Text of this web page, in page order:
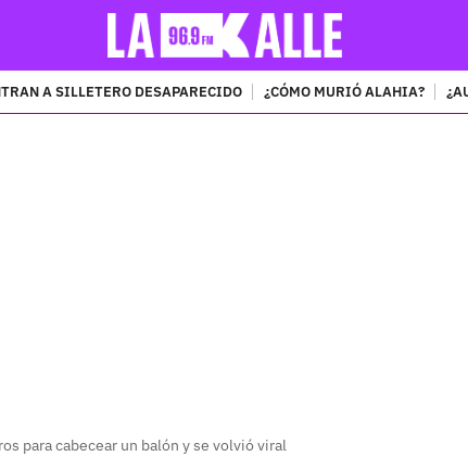
A SILLETERO DESAPARECIDO ¿CÓMO MURIÓ ALAHIA?
para cabecear un balón y se volvió viral